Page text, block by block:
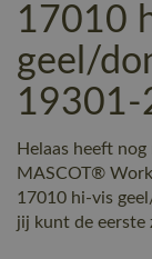
17010
geel/
19301-
Helaas heeft
MASCOT®
17010 hi-vis
jij kunt de eerste